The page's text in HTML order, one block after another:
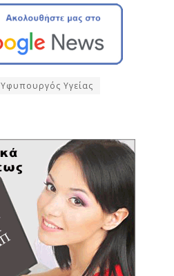
Υφυπουργός Υγείας